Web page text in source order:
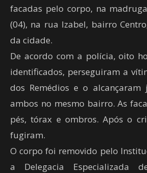
facadas pelo corpo, na
(04), na rua Izabel, bairro
da cidade.
De acordo com a polícia, oito
identificados, perseguiram a
dos Remédios e o
ambos no mesmo bairro. As
pés, tórax e ombros. Após o
fugiram.
O corpo foi removido pelo
a Delegacia Especializada